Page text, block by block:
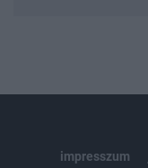
impresszum